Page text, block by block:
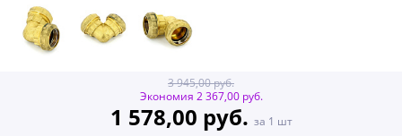
3 945,00 руб.
Экономия 2 367,00 руб.
1 578,00 руб. за 1 шт